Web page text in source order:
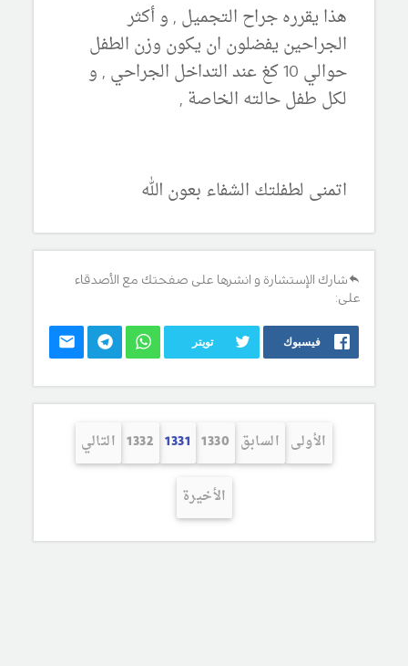
هذا يقرره جراح التجميل , و أكثر
الجراحين يفضلون ان يكون وزن الطفل
حوالي 10 كغ عند التداخل الجراحي , و
لكل طفل حالته الخاصة ,
اتمنى لطفلتك الشفاء بعون الله
شارك الإستشارة و انشرها على صفحتك مع الأصدقاء
على:
فيسبوك تويتر
الأولى السابق 1330
1331
1332 التالي
الأخيرة